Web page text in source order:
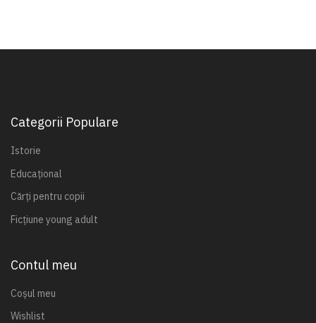
Categorii Populare
Istorie
Educațional
Cărți pentru copii
Ficțiune young adult
Contul meu
Coșul meu
Wishlist